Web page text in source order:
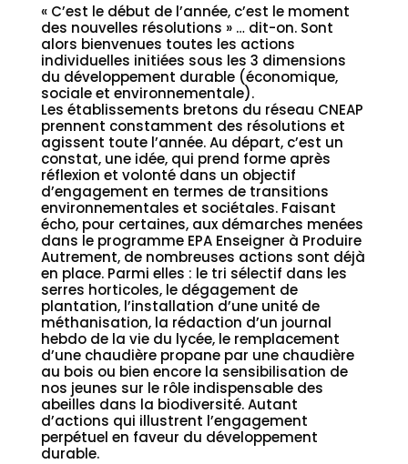
« C’est le début de l’année, c’est le moment
des nouvelles résolutions » … dit-on. Sont
alors bienvenues toutes les actions
individuelles initiées sous les 3 dimensions
du développement durable (économique,
sociale et environnementale).
Les établissements bretons du réseau CNEAP
prennent constamment des résolutions et
agissent toute l’année. Au départ, c’est un
constat, une idée, qui prend forme après
réflexion et volonté dans un objectif
d’engagement en termes de transitions
environnementales et sociétales. Faisant
écho, pour certaines, aux démarches menées
dans le programme EPA Enseigner à Produire
Autrement, de nombreuses actions sont déjà
en place. Parmi elles : le tri sélectif dans les
serres horticoles, le dégagement de
plantation, l’installation d’une unité de
méthanisation, la rédaction d’un journal
hebdo de la vie du lycée, le remplacement
d’une chaudière propane par une chaudière
au bois ou bien encore la sensibilisation de
nos jeunes sur le rôle indispensable des
abeilles dans la biodiversité. Autant
d’actions qui illustrent l’engagement
perpétuel en faveur du développement
durable.